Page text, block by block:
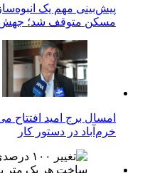
پیش‌بینی مهم یک
مسکن متوقف شد؛ جهش
امسال برج امید افتتاح
خرم‌آباد در دستور کار